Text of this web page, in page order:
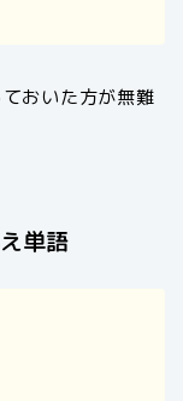
おいた方が無難
単語